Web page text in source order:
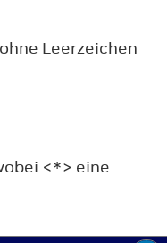
Leerzeichen
<*> eine